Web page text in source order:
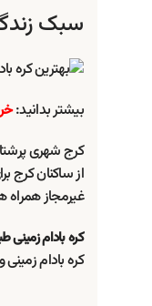
سبک
بیشتر بدانید:
کرج شهری
از ساکنان کرج
غیرمجاز
کره بادام زمینی
کره بادام